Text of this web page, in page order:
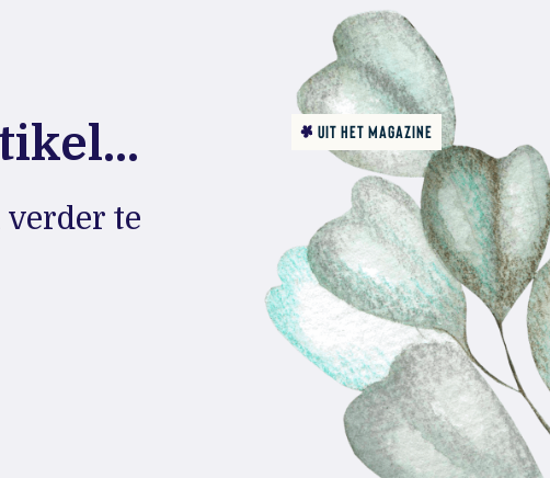
te
UIT HET MAGAZINE